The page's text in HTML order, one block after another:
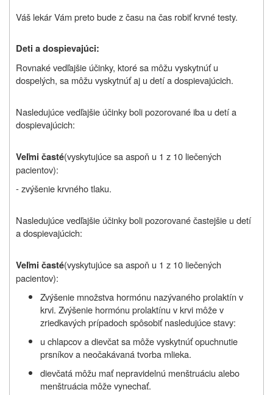
Váš lekár Vám preto bude z času na čas robiť krvné testy.
Deti a dospievajúci:
Rovnaké vedľajšie účinky, ktoré sa môžu vyskytnúť u
dospelých, sa môžu vyskytnúť aj u detí a dospievajúcich.
Nasledujúce vedľajšie účinky boli pozorované iba u detí a
dospievajúcich:
Veľmi časté(vyskytujúce sa aspoň u 1 z 10 liečených
pacientov):
- zvýšenie krvného tlaku.
Nasledujúce vedľajšie účinky boli pozorované častejšie u detí
a dospievajúcich:
Veľmi časté(vyskytujúce sa aspoň u 1 z 10 liečených
pacientov):
Zvýšenie množstva hormónu nazývaného prolaktín v
krvi. Zvýšenie hormónu prolaktínu v krvi môže v
zriedkavých prípadoch spôsobiť nasledujúce stavy:
u chlapcov a dievčat sa môže vyskytnúť opuchnutie
prsníkov a neočakávaná tvorba mlieka.
dievčatá môžu mať nepravidelnú menštruáciu alebo
menštruácia môže vynechať.